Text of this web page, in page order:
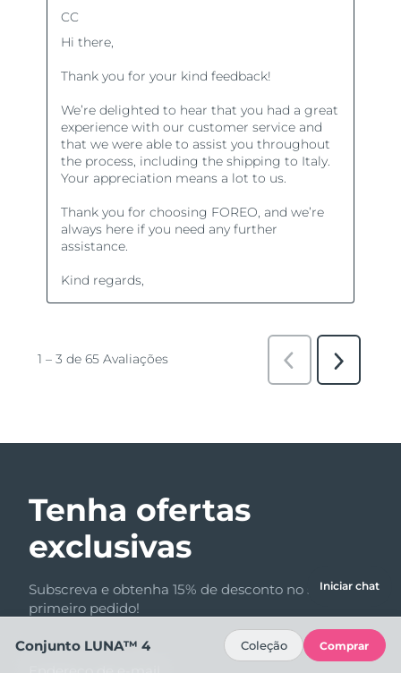
Tenha ofertas
exclusivas
Subscreva e obtenha 15% de desconto no seu
primeiro pedido!
Iniciar chat
Conjunto LUNA™ 4 Coleção Comprar